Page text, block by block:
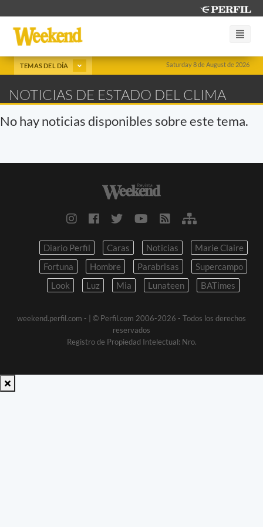
Saturday 8 de August de 2026
TEMAS DEL DÍA
NOTICIAS DE ESTADO DEL CLIMA
No hay noticias disponibles sobre este tema.
Diario Perfil Caras Noticias
Marie Claire
Fortuna
Hombre Parabrisas
Supercampo
Look
Luz Mia Lunateen BATimes
weekend.perfil.com -
| © Perfil.com 2006-2026 - Todos los derechos
reservados
Registro de Propiedad Intelectual: Nro.